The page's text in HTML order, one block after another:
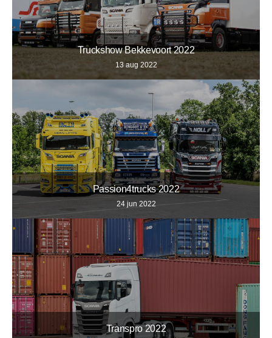
Truckshow Bekkevoort 2022
13 aug 2022
Passion4trucks 2022
24 jun 2022
Transpro 2022